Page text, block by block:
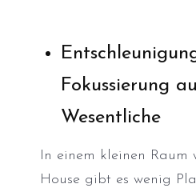
Fokussierung
Wesentliche
In einem kleinen Raum
House gibt es wenig